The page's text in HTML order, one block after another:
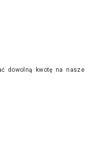
dowolną kwotę na nasze